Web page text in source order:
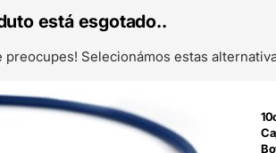
está esgotado..
preocupes! Selecionámos estas